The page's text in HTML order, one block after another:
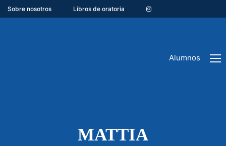
Sobre nosotros Libros de oratoria
Alumnos
MATTIA